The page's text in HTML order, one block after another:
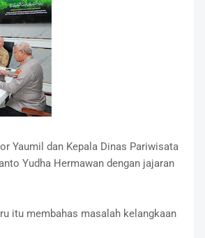
Yaumil dan Kepala Dinas Pariwisata
Yudha Hermawan dengan jajaran
itu membahas masalah kelangkaan